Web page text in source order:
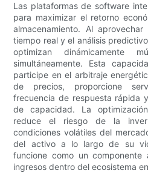
Las plataformas de software
para maximizar el retorno
almacenamiento. Al
tiempo real y el análisis
optimizan dinámicamente
simultáneamente. Esta
participe en el arbitraje
de precios, proporcione
frecuencia de respuesta rápida
de capacidad. La
reduce el riesgo de la
condiciones volátiles del
del activo a lo largo de su
funcione como un
ingresos dentro del ecosistema